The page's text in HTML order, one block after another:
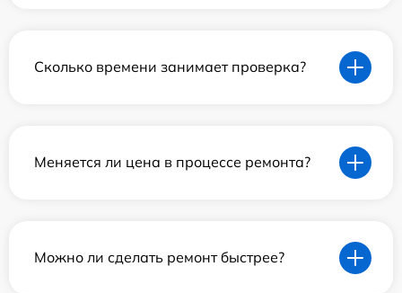
Сколько времени занимает проверка?
Меняется ли цена в процессе ремонта?
Можно ли сделать ремонт быстрее?